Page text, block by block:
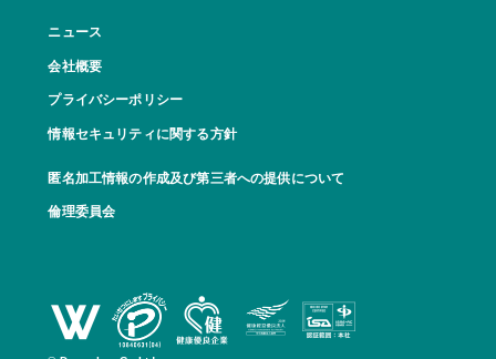
ニュース
会社概要
プライバシーポリシー
情報セキュリティに関する方針
匿名加工情報の作成及び第三者への提供について
倫理委員会